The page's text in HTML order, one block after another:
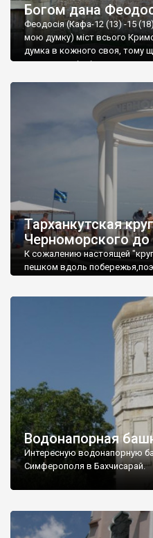
Богом дана
Феодосія (Кафа-12 (13) -15
мою думку) міст всього
думка в кожного своя, тому
запрошую відвідати це
Тарханкутская
Черноморского
К сожалению настоящей
пешком вдоль
Водонапорная
Интересную водонапорную
Симферополя в Бахчисарай.